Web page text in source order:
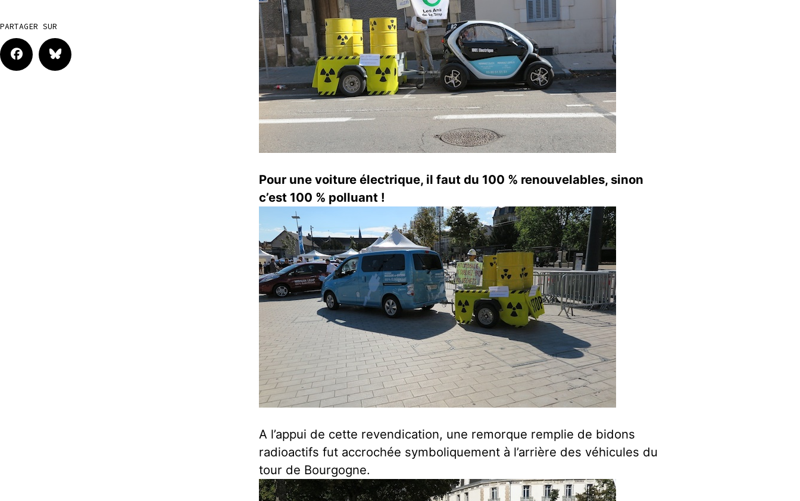
PARTAGER SUR
Pour une voiture électrique, il faut du 100 % renouvelables, sinon
c’est 100 % polluant !
A l’appui de cette revendication, une remorque remplie de bidons
radioactifs fut accrochée symboliquement à l’arrière des véhicules du
tour de Bourgogne.